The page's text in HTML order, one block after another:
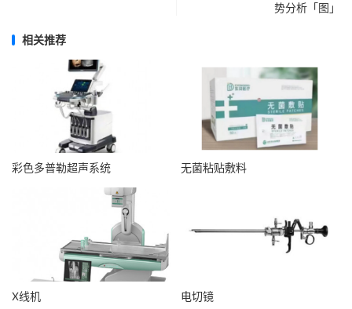
势分析「图」
相关推荐
彩色多普勒超声系统 无菌粘贴敷料
X线机 电切镜